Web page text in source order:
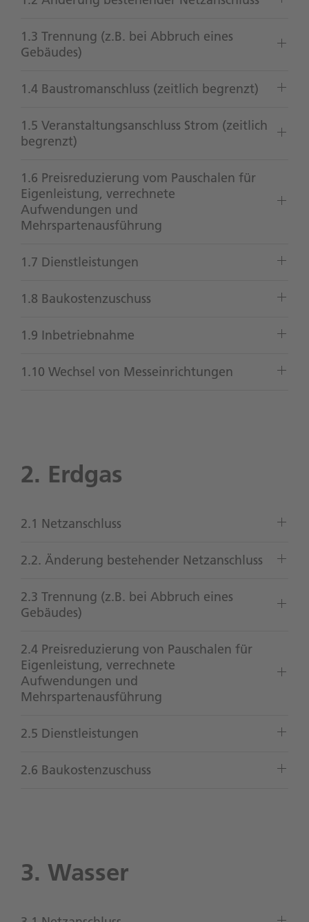
1.3 Trennung (z.B. bei Abbruch eines
Gebäudes)
1.4 Baustromanschluss (zeitlich begrenzt)
1.5 Veranstaltungsanschluss Strom (zeitlich
begrenzt)
1.6 Preisreduzierung vom Pauschalen für
Eigenleistung, verrechnete
Aufwendungen und
Mehrspartenausführung
1.7 Dienstleistungen
1.8 Baukostenzuschuss
1.9 Inbetriebnahme
1.10 Wechsel von Messeinrichtungen
2. Erdgas
2.1 Netzanschluss
2.2. Änderung bestehender Netzanschluss
2.3 Trennung (z.B. bei Abbruch eines
Gebäudes)
2.4 Preisreduzierung von Pauschalen für
Eigenleistung, verrechnete
Aufwendungen und
Mehrspartenausführung
2.5 Dienstleistungen
2.6 Baukostenzuschuss
3. Wasser